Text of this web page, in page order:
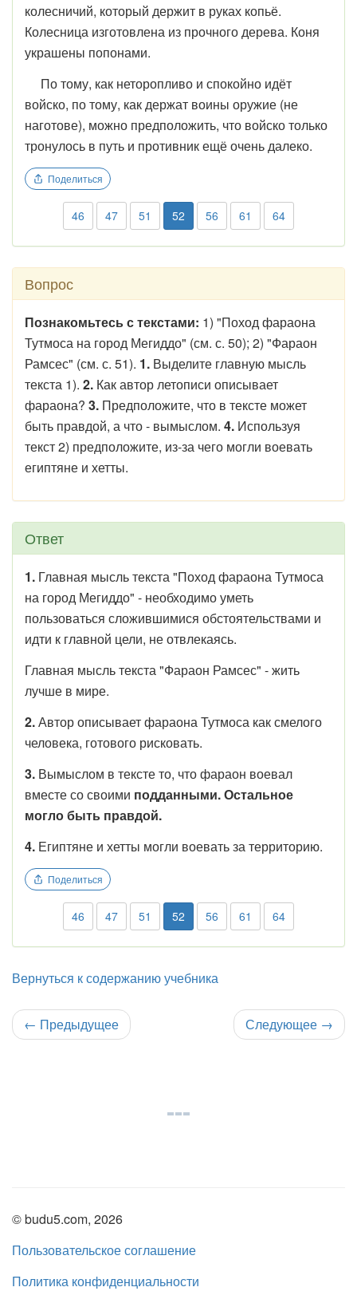
колесничий, который держит в руках копьё.
Колесница изготовлена из прочного дерева. Коня
украшены попонами.
По тому, как неторопливо и спокойно идёт
войско, по тому, как держат воины оружие (не
наготове), можно предположить, что войско только
тронулось в путь и противник ещё очень далеко.
Поделиться
46 47 51 52 56 61 64
Вопрос
Познакомьтесь с текстами: 1) "Поход фараона
Тутмоса на город Мегиддо" (см. с. 50); 2) "Фараон
Рамсес" (см. с. 51). 1. Выделите главную мысль
текста 1). 2. Как автор летописи описывает
фараона? 3. Предположите, что в тексте может
быть правдой, а что - вымыслом. 4. Используя
текст 2) предположите, из-за чего могли воевать
египтяне и хетты.
Ответ
1. Главная мысль текста "Поход фараона Тутмоса
на город Мегиддо" - необходимо уметь
пользоваться сложившимися обстоятельствами и
идти к главной цели, не отвлекаясь.
Главная мысль текста "Фараон Рамсес" - жить
лучше в мире.
2.Автор описывает фараона Тутмоса как смелого
человека, готового рисковать.
3. Вымыслом в тексте то, что фараон воевал
вместе со своими подданными. Остальное
могло быть правдой.
4. Египтяне и хетты могли воевать за территорию.
Поделиться
46 47 51 52 56 61 64
Вернуться к содержанию учебника
← Предыдущее Следующее →
© budu5.com, 2026
Пользовательское соглашение
Политика конфиденциальности